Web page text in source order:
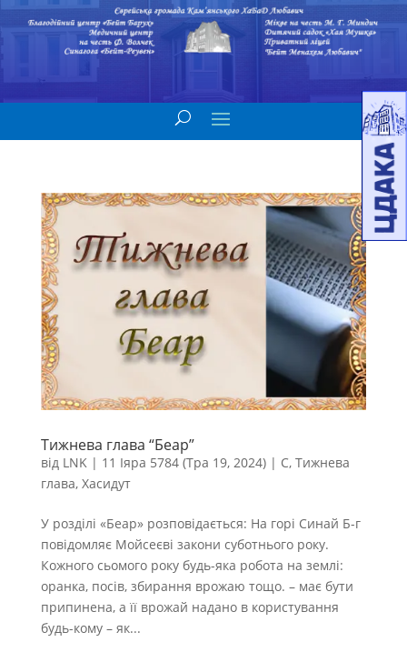
Тижнева глава “Беар”
від LNK| 11 Іяра 5784 (Тра 19, 2024)| С, Тижнева
глава, Хасидут
У розділі «Беар» розповідається: На горі Синай Б-г
повідомляє Мойсеєві закони суботнього року.
Кожного сьомого року будь-яка робота на землі:
оранка, посів, збирання врожаю тощо. – має бути
припинена, а її врожай надано в користування
будь-кому – як...